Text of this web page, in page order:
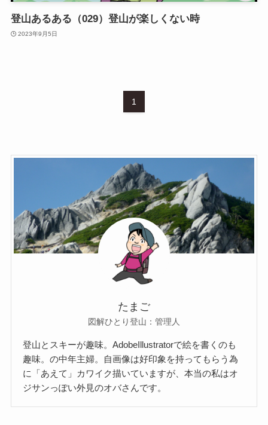
登山あるある（029）登山が楽しくない時
2023年9月5日
1
たまご
図解ひとり登山：管理人
登山とスキーが趣味。AdobeIllustratorで絵を書くのも
趣味。の中年主婦。自画像は好印象を持ってもらう為
に「あえて」カワイク描いていますが、本当の私はオ
ジサンっぽい外見のオバさんです。